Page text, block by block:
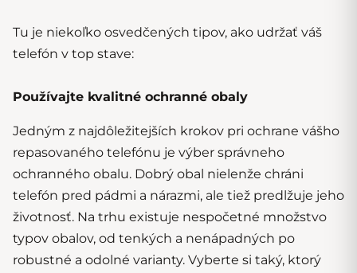
Tu je niekoľko osvedčených tipov, ako udržať váš
telefón v top stave:
Používajte kvalitné ochranné obaly
Jedným z najdôležitejších krokov pri ochrane vášho
repasovaného telefónu je výber správneho
ochranného obalu. Dobrý obal nielenže chráni
telefón pred pádmi a nárazmi, ale tiež predlžuje jeho
životnosť. Na trhu existuje nespočetné množstvo
typov obalov, od tenkých a nenápadných po
robustné a odolné varianty. Vyberte si taký, ktorý